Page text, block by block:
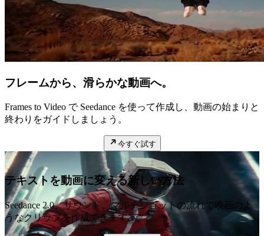
フレームから、滑らかな動画へ。
Frames to Video で Seedance を使って作成し、動画の始まりと
終わりをガイドしましょう。
今すぐ試す
テキストを動画に変える新しい方法
Seedance 2.0、サウンド、マルチショットの流れで映画のよ
うなクリップを作成できます。